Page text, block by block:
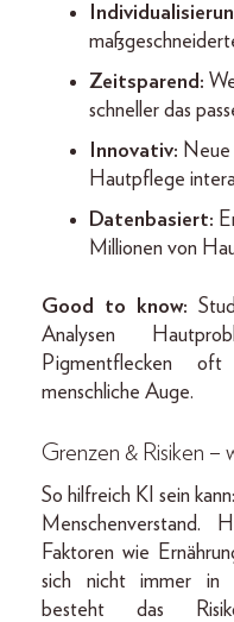
Zeitsparend:
schneller das
Innovativ: Neue
Hautpflege
Datenbasiert:
Millionen von
Good to know:
Analysen
Pigmentflecken
menschliche Auge.
Grenzen & Risiken –
So hilfreich KI sein
Menschenverstand.
Faktoren wie
sich nicht immer in
besteht das